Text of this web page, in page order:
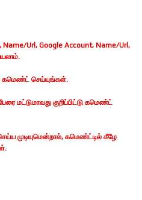
Url, Google Account, Name/Url,
கமெண்ட் செய்யுங்கள்.
மட்டுமாவது குறிப்பிட்டு கமெண்ட்
முடியுமென்றால், கமெண்ட்டில் கீழே